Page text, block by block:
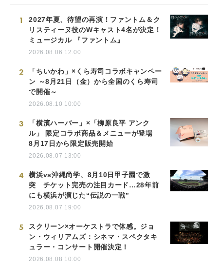
1
2027年夏、待望の再演！ファントム＆ク
リスティーヌ役のWキャスト4名が決定！
ミュージカル 『ファントム』
2026.08.06 12:00
2
「ちいかわ」×くら寿司コラボキャンペー
ン ～8月21日（金）から全国のくら寿司
で開催～
2026.08.10 10:00
3
「横濱ハーバー」×「柳原良平 アンク
ル」 限定コラボ商品＆メニューが登場
8月17日から限定販売開始
2026.08.07 13:00
4
横浜vs沖縄尚学、8月10日甲子園で激
突 チケット完売の注目カード…28年前
にも横浜が演じた“伝説の一戦”
2026.08.07 19:00
5
スクリーン×オーケストラで体感。ジョ
ン・ウィリアムズ：シネマ・スペクタキ
ュラー・コンサート開催決定！
2026.08.08 10:00